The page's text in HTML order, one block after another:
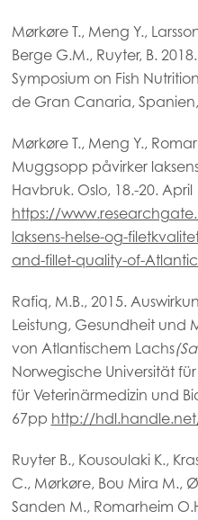
Mowi Norway
Mowi Poland
Mowi Scotland
Mowi Spain
Mowi Turkey
Americas
Mowi Canada West
Mowi Chile
Mowi USA
Mørkøre T., Meng Y.,
Berge G.M., Ruyter, B.
Symposium on Fish
de Gran Canaria, Spanien,
Mørkøre T., Meng Y.,
Muggsopp påvirker
Havbruk. Oslo, 18.-20. April
https://
laksens-helse-og-
and-fillet-quality-of-
Rafiq, M.B., 2015.
Leistung, Gesundheit und
von Atlantischem Lachs
Norwegische Universität
für Veterinärmedizin und
67pp http://
Ruyter B., Kousoulaki K.,
C., Mørkøre, Bou Mira M.,
Sanden M., Romarheim